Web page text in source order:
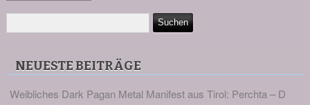
NEUESTE BEITRÄGE
Weibliches Dark Pagan Metal Manifest aus Tirol: Perchta – D